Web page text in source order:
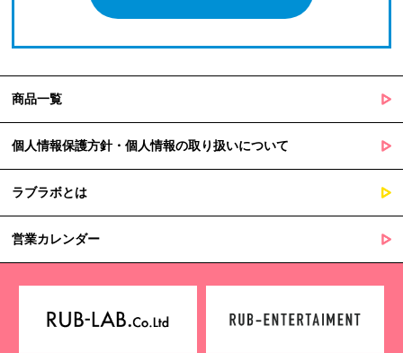
商品一覧
個人情報保護方針・個人情報の取り扱いについて
ラブラボとは
営業カレンダー